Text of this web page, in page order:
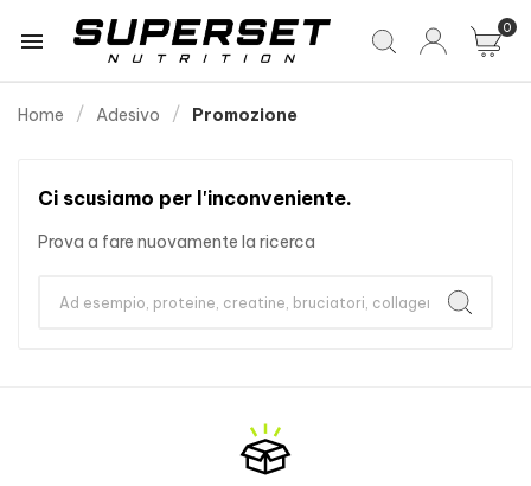
 0
Home Adesivo Promozione
Ci scusiamo per l'inconveniente.
Prova a fare nuovamente la ricerca